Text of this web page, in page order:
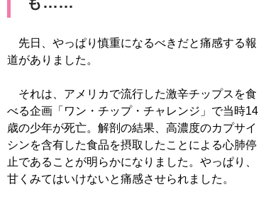
先日、やっぱり慎重になるべきだと痛感する報
道がありました。
それは、アメリカで流行した激辛チップスを食
べる企画「ワン・チップ・チャレンジ」で当時14
歳の少年が死亡。解剖の結果、高濃度のカプサイ
シンを含有した食品を摂取したことによる心肺停
止であることが明らかになりました。やっぱり、
甘くみてはいけないと痛感させられました。